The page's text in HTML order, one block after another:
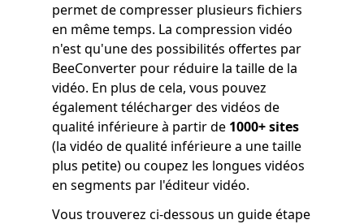
permet de compresser plusieurs fichiers
en même temps. La compression vidéo
n'est qu'une des possibilités offertes par
BeeConverter pour réduire la taille de la
vidéo. En plus de cela, vous pouvez
également télécharger des vidéos de
qualité inférieure à partir de 1000+ sites
(la vidéo de qualité inférieure a une taille
plus petite) ou coupez les longues vidéos
en segments par l'éditeur vidéo.
Vous trouverez ci-dessous un guide étape